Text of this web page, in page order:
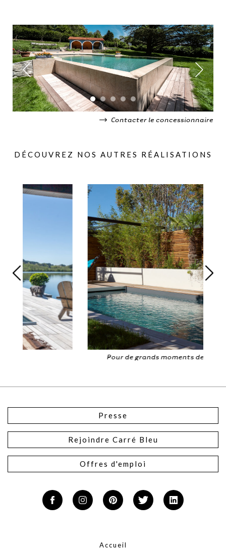
Contacter le concessionnaire
DÉCOUVREZ NOS AUTRES RÉALISATIONS
Pour de grands moments de détente
Presse
Rejoindre Carré Bleu
Offres d'emploi
Accueil